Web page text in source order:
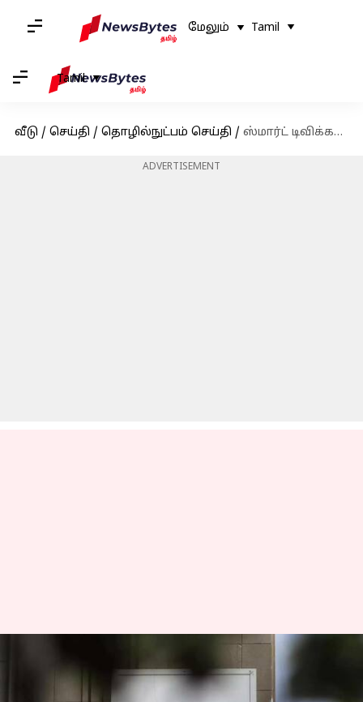
மேலும் Tamil
Tamil
வீடு / செய்தி / தொழில்நுட்பம் செய்தி / ஸ்மார்ட் டிவிக்களுக்கான வீடியோ செயலி ஒன்றை அறிமுகப்படுத்தும் ட்விட்டர்
ADVERTISEMENT
ஸ்மார்ட் டிவிக்களுக்கான
வீடியோ செயலி ஒன்றை